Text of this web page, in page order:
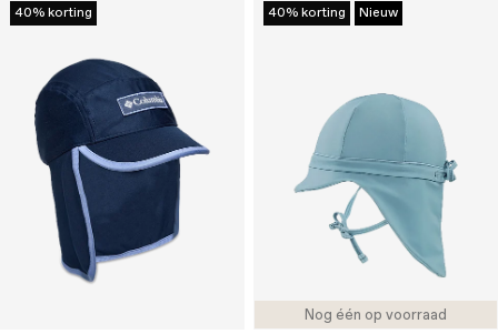
40% korting
Nog één op voorraad
40% korting Nieuw